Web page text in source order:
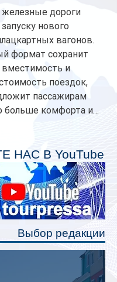
железные дороги
нового
вагонов.
формат сохранит
и
поездок,
пассажирам
больше комфорта и
начать в 2027 году.
нововведений
шторки у
места. Они
закрыть свою
сна или отдыха,
НАС В YouTube
Выбор редакции